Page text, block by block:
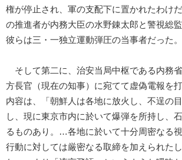
権が停止され、軍の支配下に置かれたわけ
の推進者が内務大臣の水野錬太郎と警視総
彼らは三・一独立運動弾圧の当事者だった。
そして第二に、治安当局中枢である内務
方長官（現在の知事）に宛てて虚偽電報を
内容は、「朝鮮人は各地に放火し、不逞の
し、現に東京市内に於いて爆弾を所持し、
るものあり。…各地に於いて十分周密なる
行動に対しては厳密なる取締を加えられた